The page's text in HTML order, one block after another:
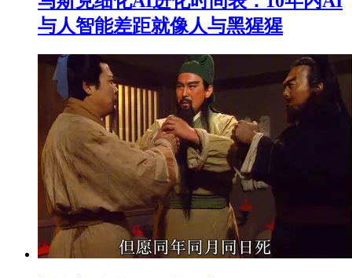
与人智能差距就像人与黑猩猩